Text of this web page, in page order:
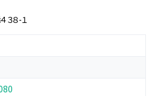
３８-１